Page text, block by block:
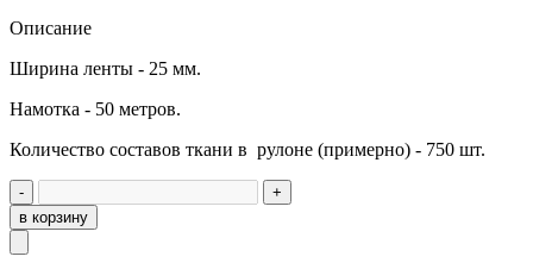
Описание
Ширина ленты - 25 мм.
Намотка - 50 метров.
Количество составов ткани в рулоне (примерно) - 750 шт.
-
+
в корзину